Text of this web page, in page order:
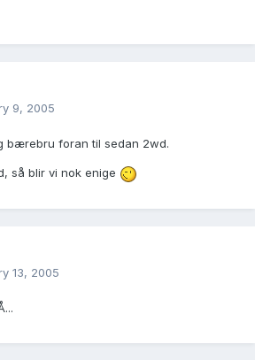
9, 2005
bærebru foran til sedan 2wd.
så blir vi nok enige
13, 2005